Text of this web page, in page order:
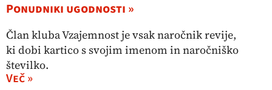
Ponudniki ugodnosti »
Član kluba Vzajemnost je vsak naročnik revije,
ki dobi kartico s svojim imenom in naročniško
številko.
Več »